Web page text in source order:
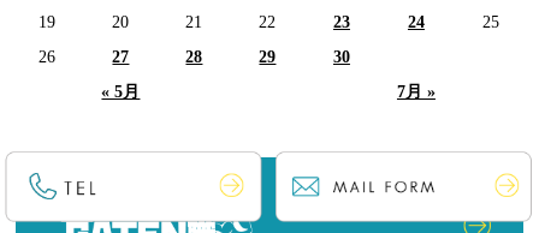
« 5月 7月 »
19
20 21 22 23 24
25
26
27 28 29 30